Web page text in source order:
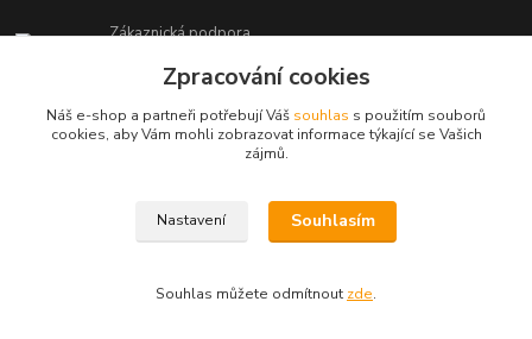
Zákaznická podpora
Po-Čt: 8-16 hod., Pá: 8-12 hod.
info@pohonylife.cz
dále publikován.
Zpracování cookies
Náš e-shop a partneři potřebují Váš souhlas s použitím souborů
cookies, aby Vám mohli zobrazovat informace týkající se Vašich
zájmů.
Nastavení Souhlasím
Souhlas můžete odmítnout zde.